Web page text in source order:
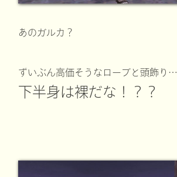
あのガルカ？
ずいぶん高価そうなローブと頭飾り…
下半身は裸だな！？？